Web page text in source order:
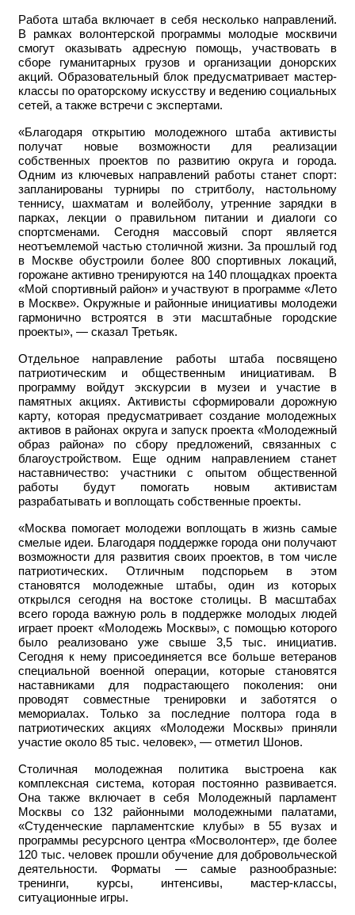
Работа штаба включает в себя несколько направлений.
В рамках волонтерской программы молодые москвичи
смогут оказывать адресную помощь, участвовать в
сборе гуманитарных грузов и организации донорских
акций. Образовательный блок предусматривает мастер-
классы по ораторскому искусству и ведению социальных
сетей, а также встречи с экспертами.
«Благодаря открытию молодежного штаба активисты
получат новые возможности для реализации
собственных проектов по развитию округа и города.
Одним из ключевых направлений работы станет спорт:
запланированы турниры по стритболу, настольному
теннису, шахматам и волейболу, утренние зарядки в
парках, лекции о правильном питании и диалоги со
спортсменами. Сегодня массовый спорт является
неотъемлемой частью столичной жизни. За прошлый год
в Москве обустроили более 800 спортивных локаций,
горожане активно тренируются на 140 площадках проекта
«Мой спортивный район» и участвуют в программе «Лето
в Москве». Окружные и районные инициативы молодежи
гармонично встроятся в эти масштабные городские
проекты», — сказал Третьяк.
Отдельное направление работы штаба посвящено
патриотическим и общественным инициативам. В
программу войдут экскурсии в музеи и участие в
памятных акциях. Активисты сформировали дорожную
карту, которая предусматривает создание молодежных
активов в районах округа и запуск проекта «Молодежный
образ района» по сбору предложений, связанных с
благоустройством. Еще одним направлением станет
наставничество: участники с опытом общественной
работы будут помогать новым активистам
разрабатывать и воплощать собственные проекты.
«Москва помогает молодежи воплощать в жизнь самые
смелые идеи. Благодаря поддержке города они получают
возможности для развития своих проектов, в том числе
патриотических. Отличным подспорьем в этом
становятся молодежные штабы, один из которых
открылся сегодня на востоке столицы. В масштабах
всего города важную роль в поддержке молодых людей
играет проект «Молодежь Москвы», с помощью которого
было реализовано уже свыше 3,5 тыс. инициатив.
Сегодня к нему присоединяется все больше ветеранов
специальной военной операции, которые становятся
наставниками для подрастающего поколения: они
проводят совместные тренировки и заботятся о
мемориалах. Только за последние полтора года в
патриотических акциях «Молодежи Москвы» приняли
участие около 85 тыс. человек», — отметил Шонов.
Столичная молодежная политика выстроена как
комплексная система, которая постоянно развивается.
Она также включает в себя Молодежный парламент
Москвы со 132 районными молодежными палатами,
«Студенческие парламентские клубы» в 55 вузах и
программы ресурсного центра «Мосволонтер», где более
120 тыс. человек прошли обучение для добровольческой
деятельности. Форматы — самые разнообразные:
тренинги, курсы, интенсивы, мастер-классы,
ситуационные игры.